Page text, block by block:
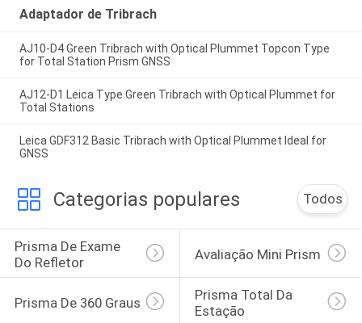
Adaptador de Tribrach
AJ10-D4 Green Tribrach with Optical Plummet Topcon Type
for Total Station Prism GNSS
AJ12-D1 Leica Type Green Tribrach with Optical Plummet for
Total Stations
Leica GDF312 Basic Tribrach with Optical Plummet Ideal for
GNSS
Categorias populares Todos
Prisma De Exame
Do Refletor
Avaliação Mini Prism
Prisma De 360 Graus
Prisma Total Da
Estação